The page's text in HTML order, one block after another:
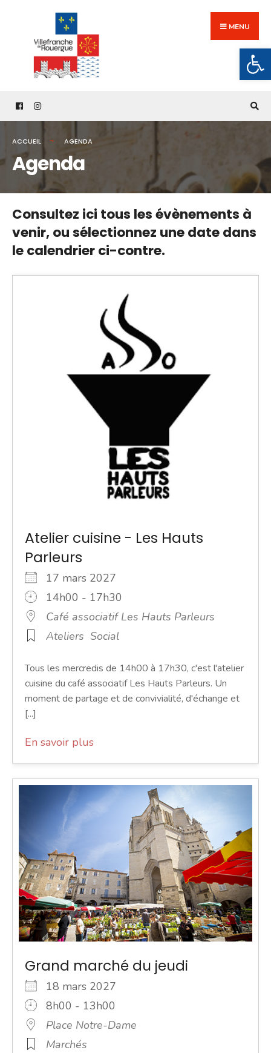
content
MENU
ACCUEIL AGENDA
Agenda
Consultez ici tous les évènements à
venir,ou sélectionnez une date dans
le calendrier ci-contre.
Atelier cuisine - Les Hauts
Parleurs
17 mars 2027
14h00 - 17h30
Café associatif Les Hauts Parleurs
Ateliers Social
Tous les mercredis de 14h00 à 17h30, c'est l'atelier
cuisine du café associatif Les Hauts Parleurs. Un
moment de partage et de convivialité, d'échange et
[...]
En savoir plus
Grand marché du jeudi
18 mars 2027
8h00 - 13h00
Place Notre-Dame
Marchés